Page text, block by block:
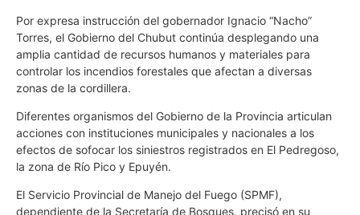
Por expresa instrucción del gobernador Ignacio “Nacho”
Torres, el Gobierno del Chubut continúa desplegando una
amplia cantidad de recursos humanos y materiales para
controlar los incendios forestales que afectan a diversas
zonas de la cordillera.
Diferentes organismos del Gobierno de la Provincia articulan
acciones con instituciones municipales y nacionales a los
efectos de sofocar los siniestros registrados en El Pedregoso,
la zona de Río Pico y Epuyén.
El Servicio Provincial de Manejo del Fuego (SPMF),
dependiente de la Secretaría de Bosques, precisó en su